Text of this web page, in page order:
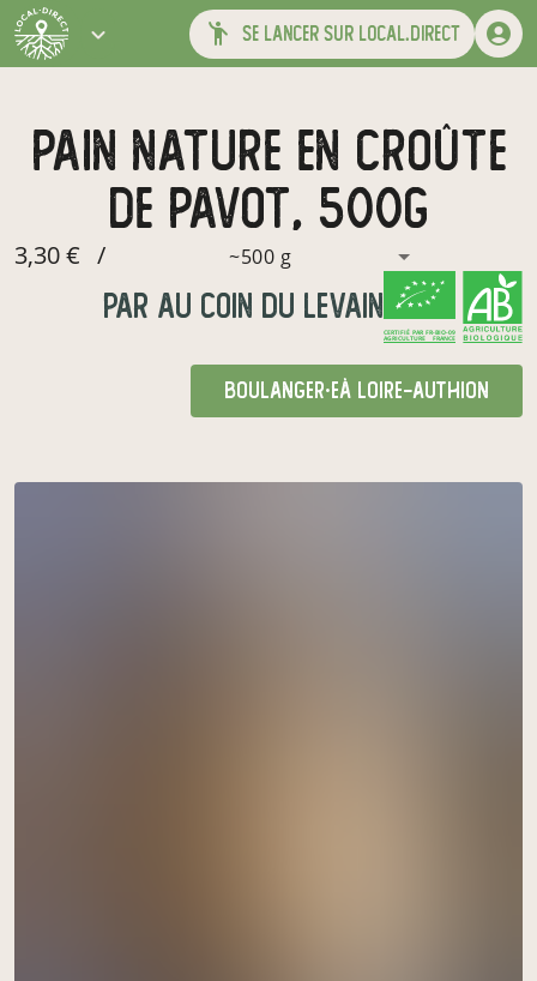
se lancer sur local.direct
pain nature en croûte
de pavot, 500g
3,30 € / ~500 g
par Au Coin du Levain
CERTIFIÉ PAR FR-BIO-09
AGRICULTURE FRANCE
boulanger·eà Loire-Authion